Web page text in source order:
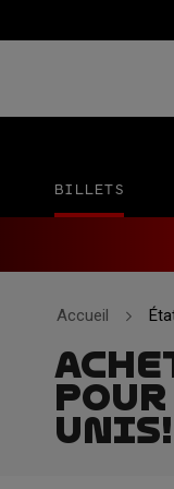
BILLETS
Accueil
UNIS!